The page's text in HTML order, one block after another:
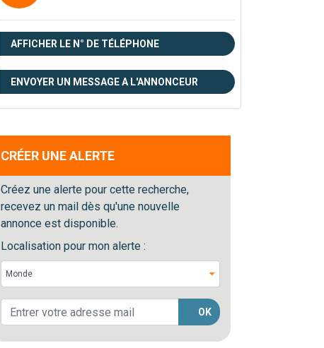
AFFICHER LE N° DE TÉLÉPHONE
ENVOYER UN MESSAGE A L'ANNONCEUR
CRÉER UNE ALERTE
Créez une alerte pour cette recherche,
recevez un mail dès qu'une nouvelle
annonce est disponible.
Localisation pour mon alerte :
OK